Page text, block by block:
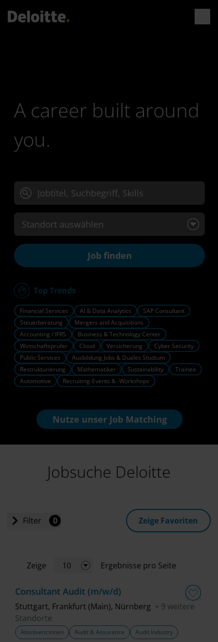
A career built around
you.
Jobtitel, Suchbegriff oder Skills eingeben
Standort auswählen
Top Trends
Financial Services AI & Data Analytics
SAP Consultant
Steuerberatung
Mergers and Acquisitions
Accounting / IFRS
Business & Technology Center
Wirtschaftsprüfer
Cloud Versicherung
Cyber Security
Public Services
Ausbildung Jobs & Duales Studium
Restrukturierung
Mathematiker Sustainability
Trainee
Automotive
Recruiting-Events & -Workshops
Nutze unserJob Matching
Jobsuche Deloitte
Filter 0
Standort
Geschäftsbereich
Zeige Favoriten
Zeige 10 Ergebnisse pro Seite
Consultant Audit (m/w/d)
Stuttgart, Frankfurt (Main), Nürnberg + 9 weitere
Standorte
Absolvent:innen Audit & Assurance
Audit Industry